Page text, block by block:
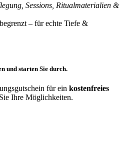
Sessions, Ritualmaterialien &
– für echte Tiefe &
und starten Sie durch.
für ein kostenfreies
Ihre Möglichkeiten.